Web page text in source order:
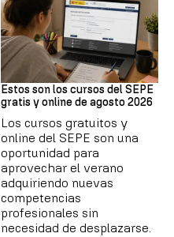
Formación
Estos son los cursos del SEPE
gratis y online de agosto 2026
Los cursos gratuitos y
online del SEPE son una
oportunidad para
aprovechar el verano
adquiriendo nuevas
competencias
profesionales sin
necesidad de desplazarse.